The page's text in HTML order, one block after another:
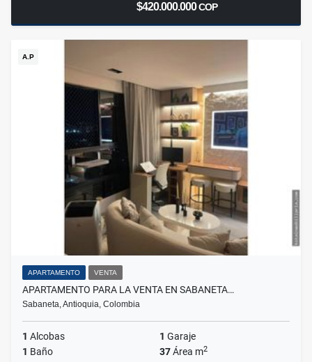
$420.000.000COP
A.P
APARTAMENTO VENTA
APARTAMENTO PARA LA VENTA EN SABANETA…
Sabaneta, Antioquia, Colombia
1 Alcobas 1 Garaje
1 Baño 37Área m2